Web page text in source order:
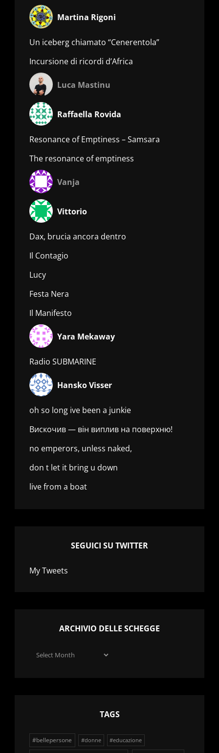
Martina Rigoni
Un iceberg chiamato “Cenerentola”
Incursione di ricordi d’Africa
Luca Mastinu
Raffaella Rovida
Resonance of Emptiness – Samsara
The resonance of emptiness
Vanja
Vittorio
Dax, brucia ancora dentro
Il Contagio
Lucy
Festa Nera
Il Manifesto
Yara Mekaway
Radio SUBMARINE
Hansko Visser
oh so long ive been a junkie
Вискочив — він виплив на поверхню!
no emperors, unless naked,
don t let it bring u down
live from a boat
SEGUICI SU TWITTER
My Tweets
ARCHIVIO DELLE SCHEGGE
Archivio
TAGS
#bellepersone #donne #educazione